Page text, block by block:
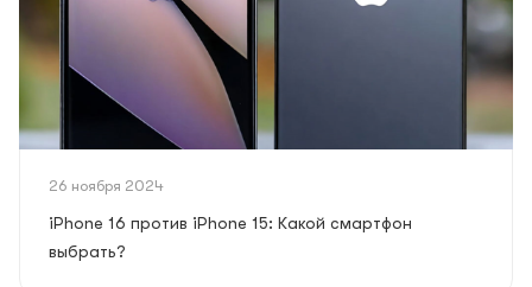
26 ноября 2024
iPhone 16 против iPhone 15: Какой смартфон
выбрать?